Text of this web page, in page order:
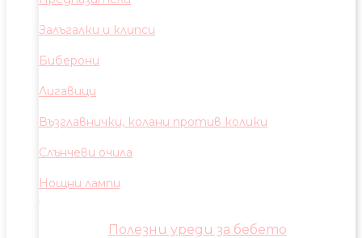
Залъгалки и клипси
Биберони
Лигавици
Възглавнички, колани против колики
Слънчеви очила
Нощни лампи
Полезни уреди за бебето